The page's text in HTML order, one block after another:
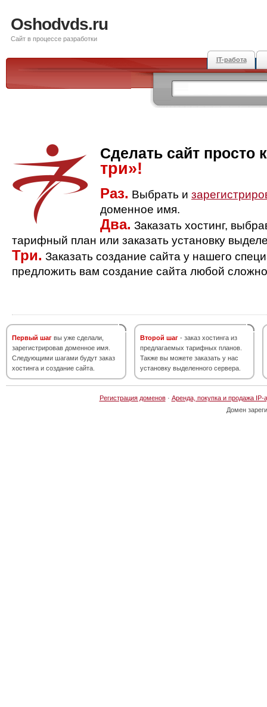
Oshodvds.ru
Сайт в процессе разработки
IT-работа
Сделать сайт просто
три»!
Раз. Выбрать и
доменное имя.
Два. Заказать хостинг,
тарифный план или заказать установку
Три. Заказать создание сайта у нашего
предложить вам создание сайта любой
Первый шаг вы уже сделали,
зарегистрировав доменное имя.
Следующими шагами будут заказ
хостинга и создание сайта.
Второй шаг - заказ хостинга из
предлагаемых тарифных планов.
Также вы можете заказать у нас
установку выделенного сервера.
Регистрация доменов· Аренда, покупка и продажа IP-
Домен